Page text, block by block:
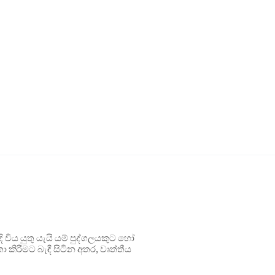
යුතු යැයි යම් පුද්ගලයකුට හෝ
කිරීමට බැඳී සිටින අතර, වෘත්තීය